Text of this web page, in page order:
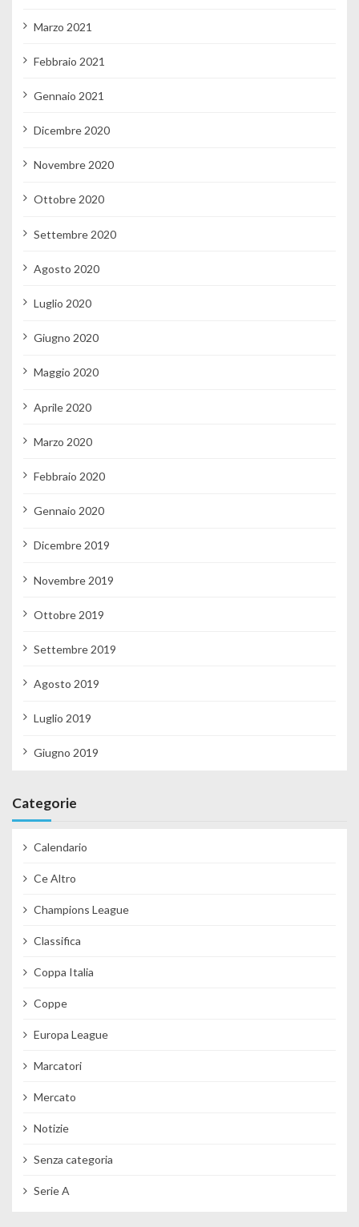
Marzo 2021
Febbraio 2021
Gennaio 2021
Dicembre 2020
Novembre 2020
Ottobre 2020
Settembre 2020
Agosto 2020
Luglio 2020
Giugno 2020
Maggio 2020
Aprile 2020
Marzo 2020
Febbraio 2020
Gennaio 2020
Dicembre 2019
Novembre 2019
Ottobre 2019
Settembre 2019
Agosto 2019
Luglio 2019
Giugno 2019
Categorie
Calendario
Ce Altro
Champions League
Classifica
Coppa Italia
Coppe
Europa League
Marcatori
Mercato
Notizie
Senza categoria
Serie A